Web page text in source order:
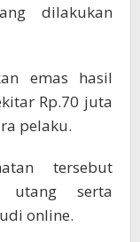
dilakukan
emas hasil
Rp.70 juta
pelaku.
tersebut
utang serta
online.